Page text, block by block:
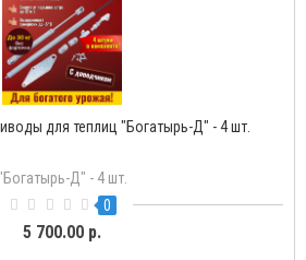
для теплиц "Богатырь-Д" - 4 шт.
"Богатырь-Д" - 4 шт.
0
5 700.00 р.